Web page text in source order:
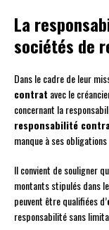
La
sociétés de
Dans le cadre de leur
contrat avec le
concernant la
responsabilité
manque à ses
Il convient de souligner
montants stipulés dans
peuvent être qualifiées d’
responsabilité sans